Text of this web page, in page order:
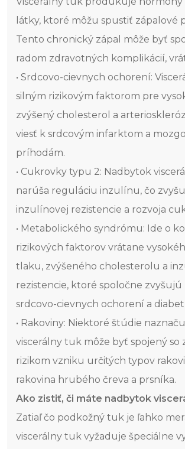
látky, ktoré môžu spustiť zápalové
Tento chronický zápal môže byť
radom zdravotných komplikácií,
• Srdcovo-cievnych ochorení:
silným rizikovým faktorom pre
zvýšený cholesterol a
viesť k srdcovým infarktom a
príhodám.
• Cukrovky typu 2: Nadbytok
narúša reguláciu inzulínu, čo
inzulínovej rezistencie a rozvoja
• Metabolického syndrómu: Ide o
rizikových faktorov vrátane
tlaku, zvýšeného cholesterolu a
rezistencie, ktoré spoločne zvyšujú
srdcovo-cievnych ochorení a
• Rakoviny: Niektoré štúdie
viscerálny tuk môže byť spojený so
rizikom vzniku určitých typov
rakovina hrubého čreva a prsníka.
Ako zistiť, či máte nadbytok
Zatiaľ čo podkožný tuk je ľahko
viscerálny tuk vyžaduje špeciálne